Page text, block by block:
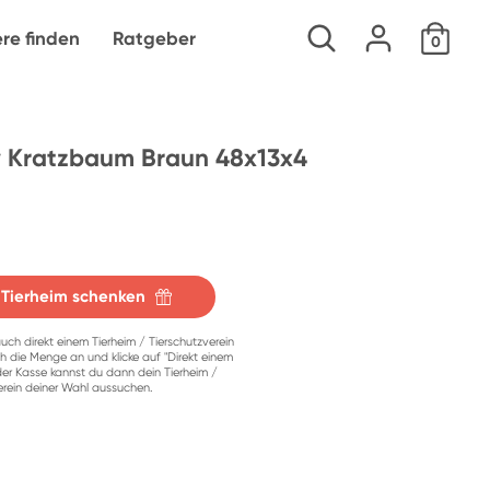
finden Ratgeber Suchen
0
Kratzbaum Braun 48x13x4
schenken
direkt einem Tierheim / Tierschutzverein
die Menge an und klicke auf "Direkt einem
Kasse kannst du dann dein Tierheim /
deiner Wahl aussuchen.